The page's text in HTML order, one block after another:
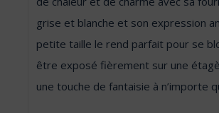
grise et blanche et son expression
petite taille le rend parfait pour se
être exposé fièrement sur une
une touche de fantaisie à n’importe